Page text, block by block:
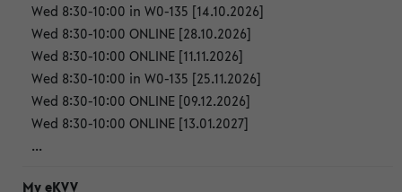
Wed 8:30-10:00 in W0-135 [14.10.2026]
Wed 8:30-10:00 ONLINE [28.10.2026]
Wed 8:30-10:00 ONLINE [11.11.2026]
Wed 8:30-10:00 in W0-135 [25.11.2026]
Wed 8:30-10:00 ONLINE [09.12.2026]
Wed 8:30-10:00 ONLINE [13.01.2027]
...